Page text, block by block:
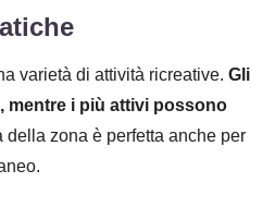
varietà di attività ricreative. Gli
mentre i più attivi possono
della zona è perfetta anche per